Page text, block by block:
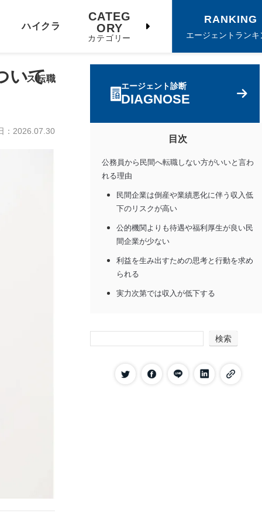
ハイクラ
ス転職
CATEG
ORY
カテゴリー
RANKING
エージェントランキ
いて
： 2026.07.30
エージェント診断
DIAGNOSE
目次
公務員から民間へ転職しない方がいいと言わ
れる理由
民間企業は倒産や業績悪化に伴う収入低
下のリスクが高い
公的機関よりも待遇や福利厚生が良い民
間企業が少ない
利益を生み出すための思考と行動を求め
られる
実力次第では収入が低下する
人間関係の構築が難しい場合がある
われる理由
検索